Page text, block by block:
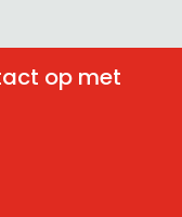
op met